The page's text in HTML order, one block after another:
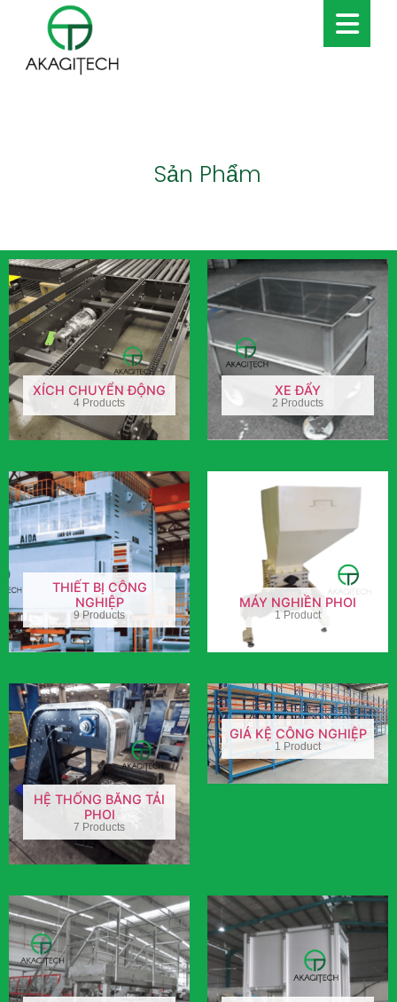
Sản Phẩm
XÍCH CHUYỂN ĐỘNG
4 Products
XE ĐẨY
2 Products
THIẾT BỊ CÔNG
NGHIỆP
9 Products
MÁY NGHIỀN PHOI
1 Product
HỆ THỐNG BĂNG TẢI
PHOI
7 Products
GIÁ KỆ CÔNG NGHIỆP
1 Product